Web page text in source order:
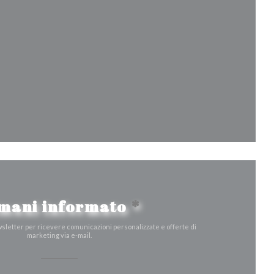
finestra))
finestra))
informato*
per ricevere comunicazioni personalizzate e offerte di
marketing via e-mail.